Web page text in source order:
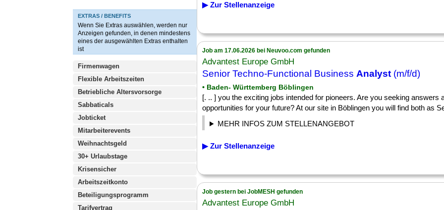
EXTRAS / BENEFITS
Wenn Sie Extras auswählen, werden nur
Anzeigen gefunden, in denen mindestens
eines der ausgewählten Extras enthalten
ist
Firmenwagen
Flexible Arbeitszeiten
Betriebliche Altersvorsorge
Sabbaticals
Jobticket
Mitarbeiterevents
Weihnachtsgeld
30+ Urlaubstage
Krisensicher
Arbeitszeitkonto
Beteiligungsprogramm
Tarifvertrag
▶ Zur Stellenanzeige
Job am 17.06.2026 bei Neuvoo.com gefunden
Advantest Europe GmbH
Senior Techno-Functional Business Analyst (m/f/d)
• Baden- Württemberg Böblingen
[. .. ] you the exciting jobs intended for pioneers. Are you seeking answers
opportunities for your future? At our site in Böblingen you will find both as
MEHR INFOS ZUM STELLENANGEBOT
▶ Zur Stellenanzeige
Job gestern bei JobMESH gefunden
Advantest Europe GmbH